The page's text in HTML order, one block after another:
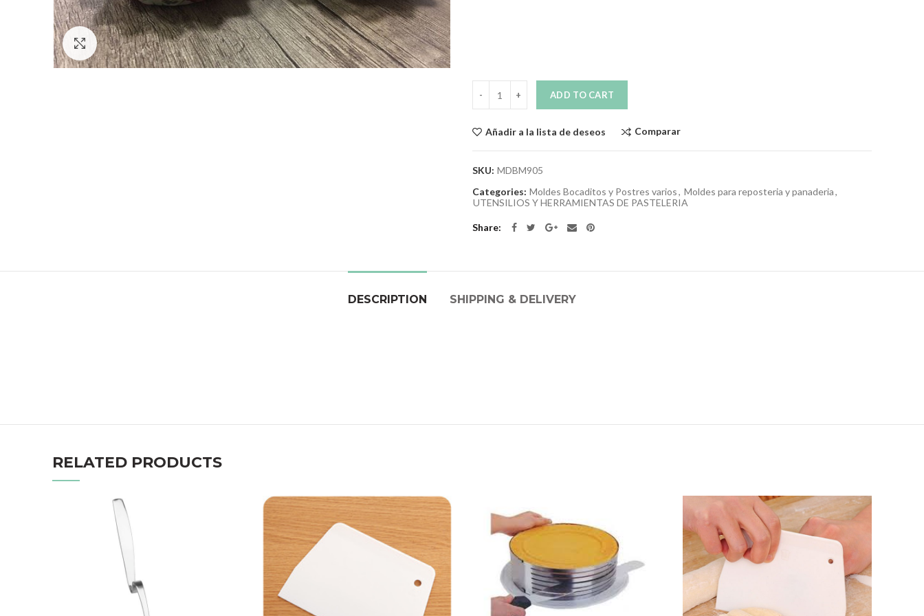
Click to enlarge
ADD TO CART
Añadir a la lista de deseos Comparar
SKU: MDBM905
Categories: Moldes Bocaditos y Postres varios, Moldes para reposteria y panaderia,
UTENSILIOS Y HERRAMIENTAS DE PASTELERIA
Share
DESCRIPTION SHIPPING & DELIVERY
RELATED PRODUCTS